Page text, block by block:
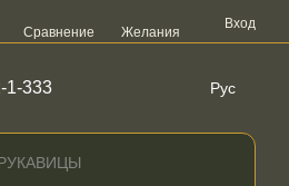
Сравнение Желания
Вход
1-333 Рус